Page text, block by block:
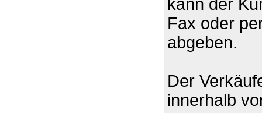
kann der
Fax oder
abgeben.
Der
innerhalb